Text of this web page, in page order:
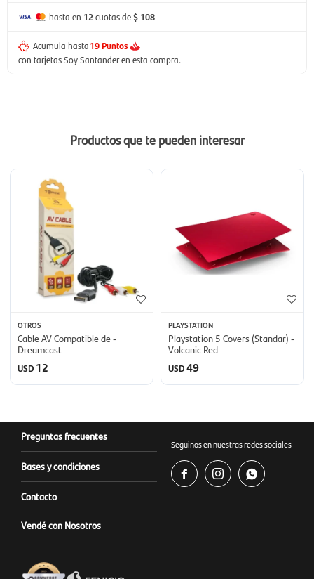
hasta en 12cuotas de$ 108
Acumula hasta19 Puntos
con tarjetas Soy Santander en esta compra.
Productos que te pueden interesar
OTROS
Cable AV Compatible de -
Dreamcast
USD 12
PLAYSTATION
Playstation 5 Covers (Standar) -
Volcanic Red
USD49
Preguntas frecuentes
Bases y condiciones
Contacto
Vendé con Nosotros
Seguinos en nuestras redes sociales
  